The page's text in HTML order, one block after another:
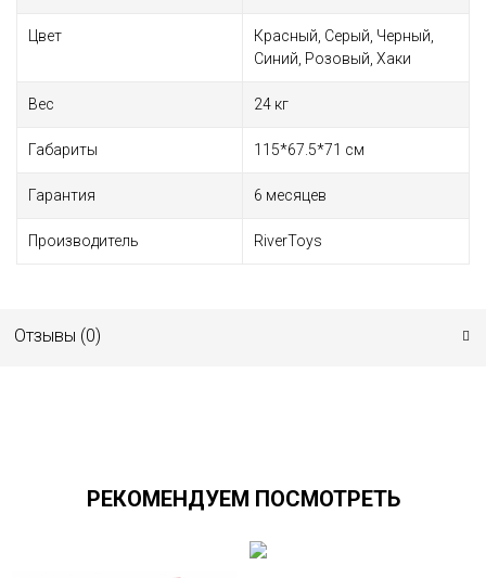
Цвет
Красный, Серый, Черный,
Синий, Розовый, Хаки
Вес 24 кг
Габариты 115*67.5*71 см
Гарантия 6 месяцев
Производитель RiverToys
Отзывы (0)
РЕКОМЕНДУЕМ ПОСМОТРЕТЬ